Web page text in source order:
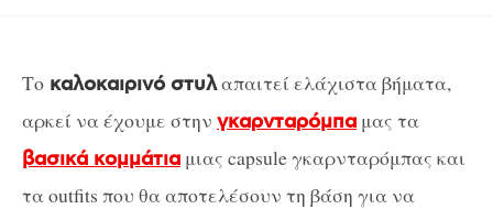
Το καλοκαιρινό στυλαπαιτεί ελάχιστα βήματα,
αρκεί να έχουμε στην γκαρνταρόμπα μας τα
βασικά κομμάτια μιας capsule γκαρνταρόμπας και
τα outfits που θα αποτελέσουν τη βάση για να